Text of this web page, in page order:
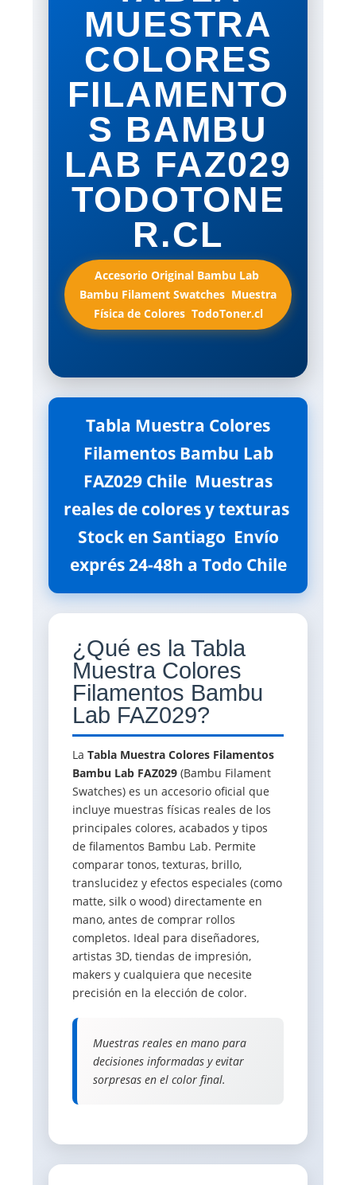
MUESTRA
COLORES
FILAMENTO
S BAMBU
LAB FAZ029
TODOTONE
R.CL
Accesorio Original Bambu Lab 
Bambu Filament Swatches  Muestra
Física de Colores  TodoToner.cl
Tabla Muestra Colores
Filamentos Bambu Lab
FAZ029 Chile  Muestras
reales de colores y texturas 
Stock en Santiago  Envío
exprés 24-48h a Todo Chile
¿Qué es la Tabla
Muestra Colores
Filamentos Bambu
Lab FAZ029?
La Tabla Muestra Colores Filamentos
Bambu Lab FAZ029 (Bambu Filament
Swatches) es un accesorio oficial que
incluye muestras físicas reales de los
principales colores, acabados y tipos
de filamentos Bambu Lab. Permite
comparar tonos, texturas, brillo,
translucidez y efectos especiales (como
matte, silk o wood) directamente en
mano, antes de comprar rollos
completos. Ideal para diseñadores,
artistas 3D, tiendas de impresión,
makers y cualquiera que necesite
precisión en la elección de color.
Muestras reales en mano para
decisiones informadas y evitar
sorpresas en el color final.